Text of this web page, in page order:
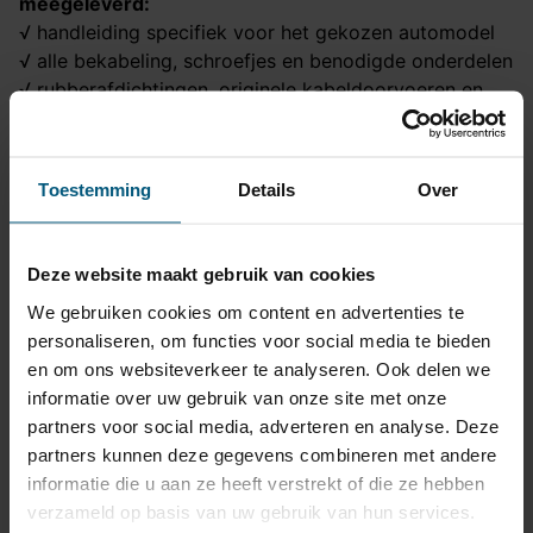
Toestemming Details Over
Deze website maakt gebruik van cookies
We gebruiken cookies om content en advertenties te
personaliseren, om functies voor social media te bieden
en om ons websiteverkeer te analyseren. Ook delen we
informatie over uw gebruik van onze site met onze
partners voor social media, adverteren en analyse. Deze
partners kunnen deze gegevens combineren met andere
informatie die u aan ze heeft verstrekt of die ze hebben
verzameld op basis van uw gebruik van hun services.
√ handleiding specifiek voor het gekozen automodel
√ alle bekabeling, schroefjes en benodigde onderdelen
√ rubberafdichtingen, originele kabeldoorvoeren en
√ canbus of trailer modules als aanbevolen voor een
√ een 7 polige contactdoos
een goede en veilige combinatie voor je auto!
Trekhaak specificatie
Artikelnummer
AHK 52A
Trekhaak systeem
Horizontaal afneembaar
Uitvoering
Na afname van de kogel,
blijft de houder van de
trekhaak zichtbaar.